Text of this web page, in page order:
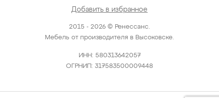
2015 - 2026 © Ренессанс.
Мебель от производителя в Высоковске.
ИНН: 580313642057
ОГРНИП: 317583500009448
Добавить в избранное